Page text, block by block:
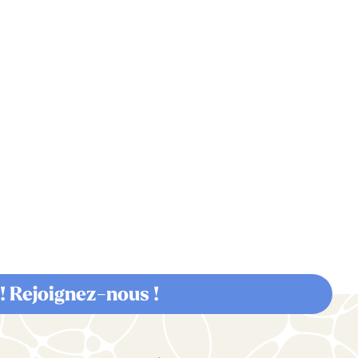
Rejoignez-nous !